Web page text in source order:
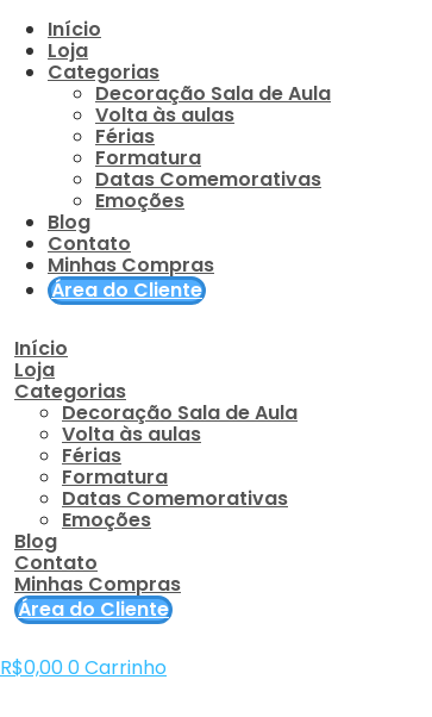
Início
Loja
Categorias
Decoração Sala de Aula
Volta às aulas
Férias
Formatura
Datas Comemorativas
Emoções
Blog
Contato
Minhas Compras
Área do Cliente
Início
Loja
Categorias
Decoração Sala de Aula
Volta às aulas
Férias
Formatura
Datas Comemorativas
Emoções
Blog
Contato
Minhas Compras
Área do Cliente
R$0,000Carrinho